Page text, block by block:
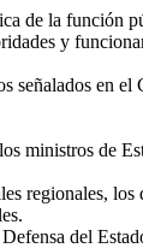
de la función
y
en el
ministros de
regionales,
del